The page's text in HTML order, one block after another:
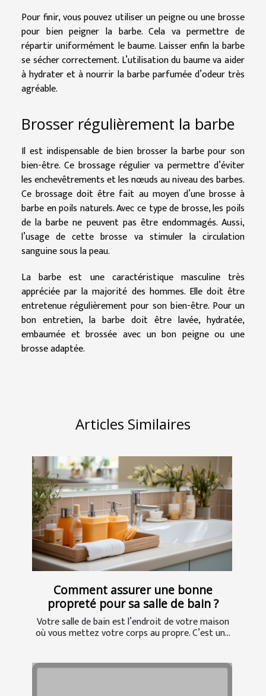
Pour finir, vous pouvez utiliser un peigne ou une brosse
pour bien peigner la barbe. Cela va permettre de
répartir uniformément le baume. Laisser enfin la barbe
se sécher correctement. L’utilisation du baume va aider
à hydrater et à nourrir la barbe parfumée d’odeur très
agréable.
Brosser régulièrement la barbe
Il est indispensable de bien brosser la barbe pour son
bien-être. Ce brossage régulier va permettre d’éviter
les enchevêtrements et les nœuds au niveau des barbes.
Ce brossage doit être fait au moyen d’une brosse à
barbe en poils naturels. Avec ce type de brosse, les poils
de la barbe ne peuvent pas être endommagés. Aussi,
l’usage de cette brosse va stimuler la circulation
sanguine sous la peau.
La barbe est une caractéristique masculine très
appréciée par la majorité des hommes. Elle doit être
entretenue régulièrement pour son bien-être. Pour un
bon entretien, la barbe doit être lavée, hydratée,
embaumée et brossée avec un bon peigne ou une
brosse adaptée.
Articles Similaires
Comment assurer une bonne
propreté pour sa salle de bain ?
Votre salle de bain est l’endroit de votre maison
où vous mettez votre corps au propre. C’est un...